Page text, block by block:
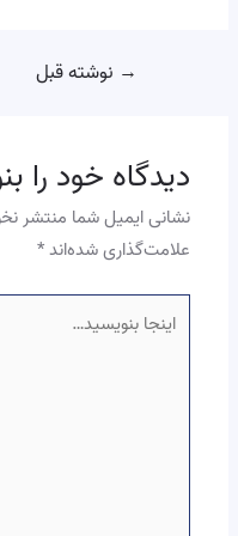
→ نوشته قبل
دیدگاه‌ خود را
نشانی ایمیل شما منتشر
علامت‌گذاری شده‌اند*
بنویسید…